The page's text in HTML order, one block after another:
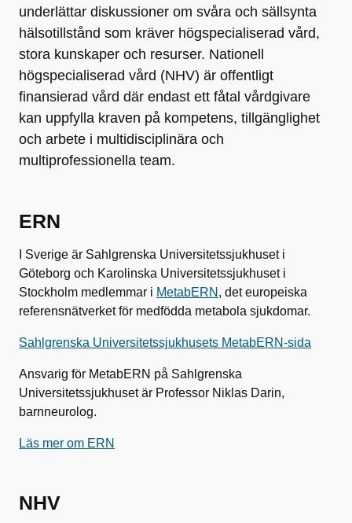
underlättar diskussioner om svåra och sällsynta
hälsotillstånd som kräver högspecialiserad vård,
stora kunskaper och resurser. Nationell
högspecialiserad vård (NHV) är offentligt
finansierad vård där endast ett fåtal vårdgivare
kan uppfylla kraven på kompetens, tillgänglighet
och arbete i multidisciplinära och
multiprofessionella team.
ERN
I Sverige är Sahlgrenska Universitetssjukhuset i
Göteborg och Karolinska Universitetssjukhuset i
Stockholm medlemmar i MetabERN , det europeiska
referensnätverket för medfödda metabola sjukdomar.
Sahlgrenska Universitetssjukhusets MetabERN-sida
Ansvarig för MetabERN på Sahlgrenska
Universitetssjukhuset är Professor Niklas Darin,
barnneurolog.
Läs mer om ERN
NHV